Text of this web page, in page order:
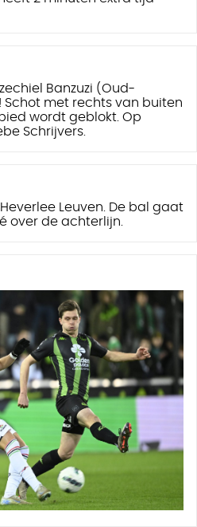
Banzuzi (Oud-
Schot met rechts van buiten
wordt geblokt. Op
Schrijvers.
Leuven. De bal gaat
over de achterlijn.